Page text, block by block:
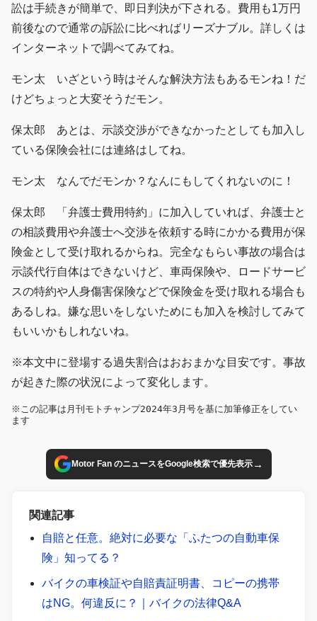
訟は手続きが簡単で、即日判決が下される。費用も1万円
前後なので通常の訴訟に比べればリーズナブル。詳しくは
インターネットで調べてみてね。
モン太 いざという時はそんな解決方法もあるモンね！だ
けどちょっと大変そうだモン。
保太郎 あとは、示談交渉ができなかったとしても加入し
ている保険会社には連絡はしてね。
モン太 なんでだモンか？なんにもしてくれないのに！
保太郎 「弁護士費用特約」に加入していれば、弁護士と
の相談費用や弁護士へ交渉を依頼する時にかかる費用が保
険金として受け取れるからね。完全なもらい事故の場合は
示談代行自体はできないけど、車両保険や、ロードサービ
スの特約や人身傷害保険などで保険金を受け取れる場合も
あるしね。嫌な思いをしないためにも加入を検討してみて
もいいかもしれないね。
※本文中に登場する過失割合はおおまかな目安です。事故
が起きた際の状況によって変化します。
※この記事は月刊モトチャンプ2024年3月号を基に加筆修正をしてい
ます
Motor Fan のニュースをGoogle検索で優先表示→
関連記事
自賠と任意。絶対に必要な「ふたつの自動車保
険」知ってる？
バイクの車検証や自賠責証明書、コピーの携帯
はNG。何違反に？｜バイクの法律Q&A